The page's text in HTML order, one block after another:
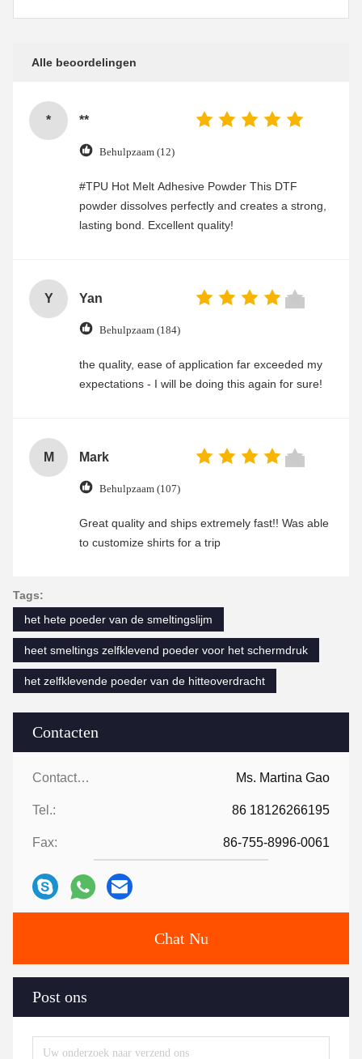
Contacten
Contacten: Ms. Martina Gao
Tel.: 86 18126266195
Fax: 86-755-8996-0061
Chat Nu
Post ons
Alle beoordelingen
* **
Behulpzaam (12)
#TPU Hot Melt Adhesive Powder This DTF
powder dissolves perfectly and creates a strong,
lasting bond. Excellent quality!
Y Yan
Behulpzaam (184)
the quality, ease of application far exceeded my
expectations - I will be doing this again for sure!
M Mark
Behulpzaam (107)
Great quality and ships extremely fast!! Was able
to customize shirts for a trip
Tags:
het hete poeder van de smeltingslijm
heet smeltings zelfklevend poeder voor het schermdruk
het zelfklevende poeder van de hitteoverdracht